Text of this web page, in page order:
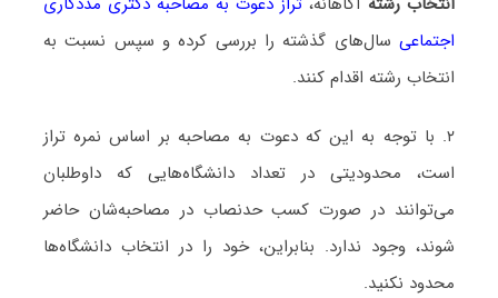
اجتماعیسال‌های گذشته را بررسی کرده و سپس نسبت به
انتخاب رشته اقدام کنند.
۲. با توجه به این که دعوت به مصاحبه بر اساس نمره تراز
است، محدودیتی در تعداد دانشگاه‌هایی که داوطلبان
می‌توانند در صورت کسب حدنصاب در مصاحبه‌شان حاضر
شوند، وجود ندارد. بنابراین، خود را در انتخاب دانشگاه‌ها
محدود نکنید.